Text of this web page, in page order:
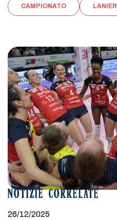
NOTIZIE CORRELATE
26/12/2025
CAMPIONATO LANIER